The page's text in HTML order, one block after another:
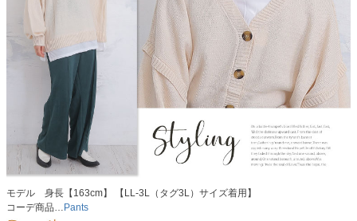
モデル 身長【163cm】 【LL-3L（タグ3L）サイズ着用】
コーデ商品… Pants